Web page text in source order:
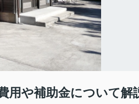
用や補助金について解